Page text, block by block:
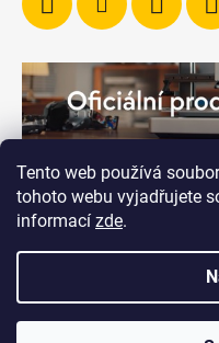
Tento web používá
tohoto webu vyjadřujete
informací zde.